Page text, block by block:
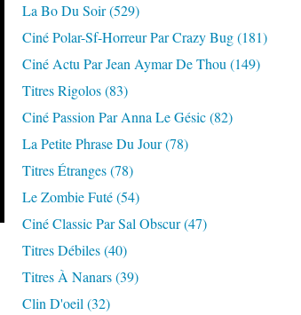
La Bo Du Soir(529)
Ciné Polar-Sf-Horreur Par Crazy Bug(181)
Ciné Actu Par Jean Aymar De Thou (149)
Titres Rigolos(83)
Ciné Passion Par Anna Le Gésic(82)
La Petite Phrase Du Jour(78)
Titres Étranges(78)
Le Zombie Futé(54)
Ciné Classic Par Sal Obscur(47)
Titres Débiles(40)
Titres À Nanars(39)
Clin D'oeil (32)